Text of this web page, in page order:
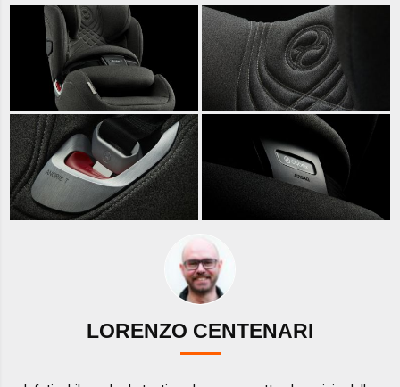
LORENZO CENTENARI